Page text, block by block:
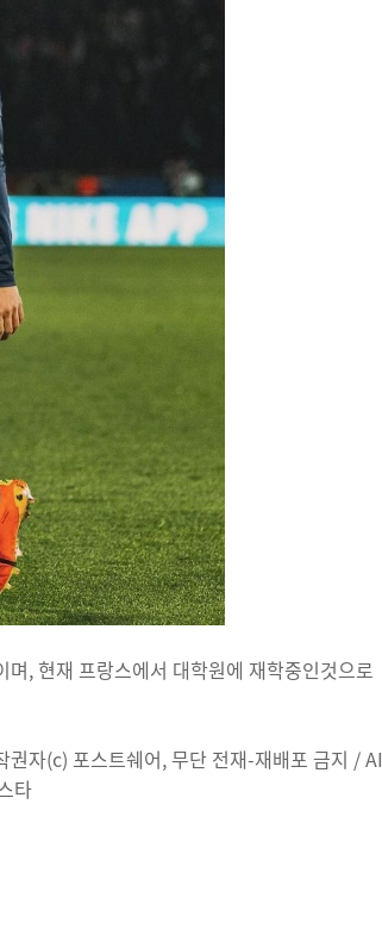
, 현재 프랑스에서 대학원에 재학중인것으로
자(c) 포스트쉐어, 무단 전재-재배포 금지 / AI
타